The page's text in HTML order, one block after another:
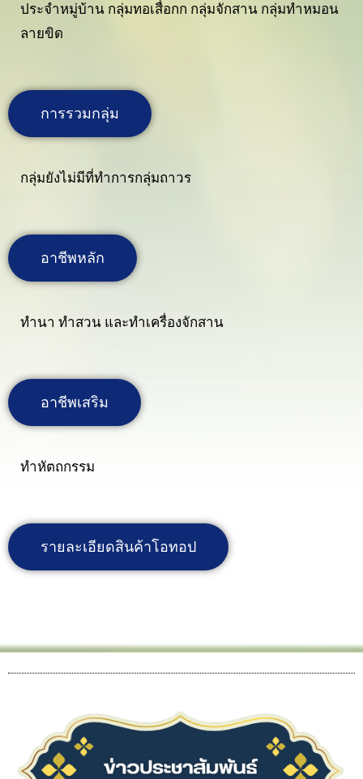
ประจำหมู่บ้าน กลุ่มทอเสื่อกก กลุ่มจักสาน กลุ่มทำหมอน
ลายขิด
การรวมกลุ่ม
กลุ่มยังไม่มีที่ทำการกลุ่มถาวร
อาชีพหลัก
ทำนา ทำสวน และทำเครื่องจักสาน
อาชีพเสริม
ทำหัตถกรรม
รายละเอียดสินค้าโอทอป